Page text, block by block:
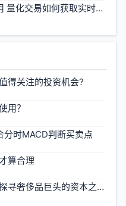
股票API数据接口哪个好用 量化交易如何获取实时行情
得关注的投资机会?
用？
分时MACD判断买卖点
算合理
香奈儿为什么没有上市？探寻奢侈品巨头的资本之路